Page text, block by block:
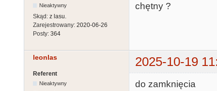
Nieaktywny
Skąd: z lasu.
Zarejestrowany: 2020-06-26
Posty: 364
chętny ?
leonlas 2025-10-19
Referent
Nieaktywny do zamknięcia